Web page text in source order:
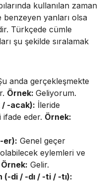
kullanılan zaman
benzeyen yanları olsa
Türkçede cümle
şu şekilde sıralamak
anda gerçekleşmekte
Örnek: Geliyorum.
/ -acak): İleride
eder. Örnek:
er): Genel geçer
eylemleri ve
Örnek: Gelir.
(-di / -dı / -ti / -tı):